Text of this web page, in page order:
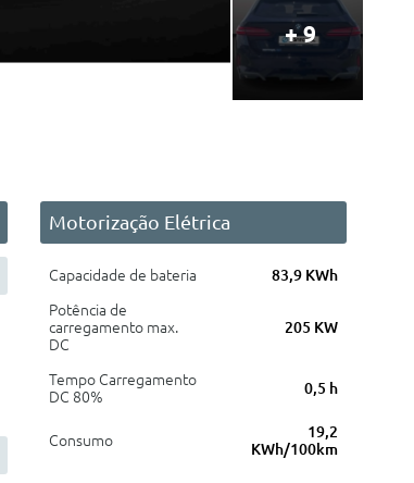
+ 9
Motorização Elétrica
Capacidade de bateria
83,9 KWh
Potência de
carregamento max.
DC
205 KW
Tempo Carregamento
DC 80%
0,5 h
Consumo
19,2
KWh/100km